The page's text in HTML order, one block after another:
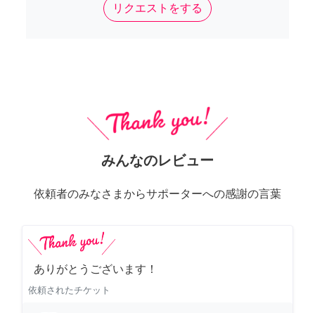
リクエストをする
みんなのレビュー
依頼者のみなさまからサポーターへの感謝の言葉
ありがとうございます！
依頼されたチケット